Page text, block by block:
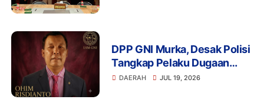
DPP GNI Murka, Desak Polisi
Tangkap Pelaku Dugaan
Intimidasi dan
DAERAH JUL 19, 2026